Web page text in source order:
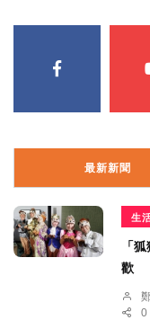
最新新聞
生
「
歡
0